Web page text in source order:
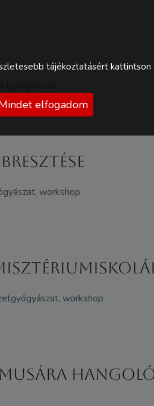
workshop
workshop
tájékoztatásért kattintson
elfogadom